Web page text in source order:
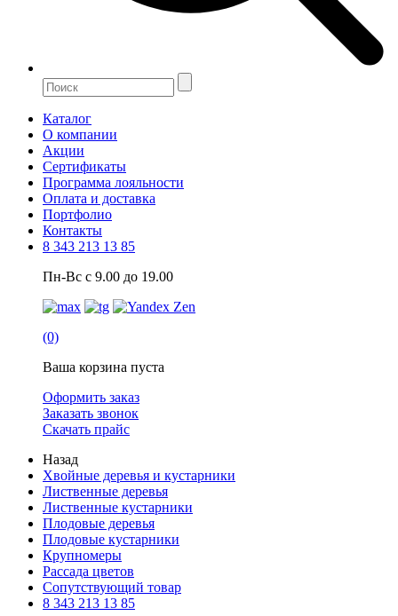
Каталог
О компании
Акции
Сертификаты
Программа лояльности
Оплата и доставка
Портфолио
Контакты
8 343 213 13 85
Пн-Вс с 9.00 до 19.00
(0)
Ваша корзина пуста
Оформить заказ
Заказать звонок
Скачать прайс
Назад
Хвойные деревья и кустарники
Лиственные деревья
Лиственные кустарники
Плодовые деревья
Плодовые кустарники
Крупномеры
Рассада цветов
Сопутствующий товар
8 343 213 13 85